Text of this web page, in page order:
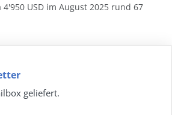
USD im August 2025 rund 67
geliefert.